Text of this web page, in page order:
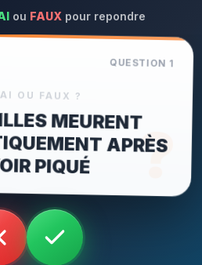
ou FAUX pour repondre
?
QUESTION1
OU FAUX ?
MEURENT
APRÈS
PIQUÉ